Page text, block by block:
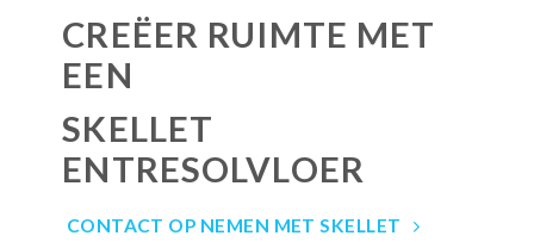
CREËER RUIMTE MET
EEN
SKELLET
ENTRESOLVLOER
CONTACT OP NEMEN MET SKELLET